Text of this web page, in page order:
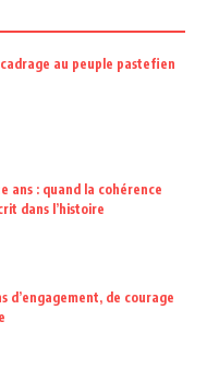
au peuple pastefien
ans : quand la cohérence
dans l’histoire
d’engagement, de courage